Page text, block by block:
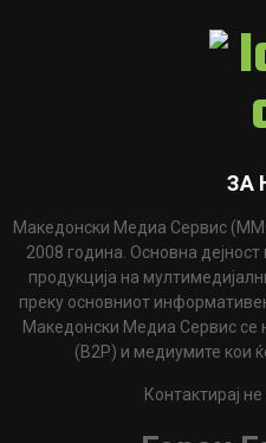
ЗА
Македонски Медиа Сервис
2008 година. Основна
продукција на
преку основниот
Македонски Медиа Сервис се
(B2P) и медиумите кои
Контактирај не